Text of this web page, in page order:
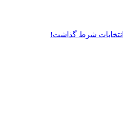
شرط گذاشت!